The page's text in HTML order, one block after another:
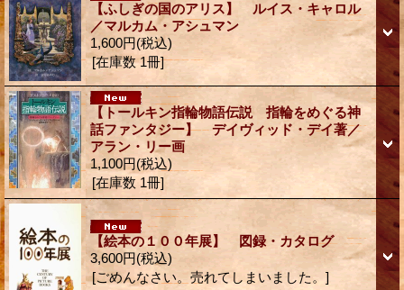
【ふしぎの国のアリス】 ルイス・キャロル
／マルカム・アシュマン
1,600円(税込)
[在庫数 1冊]
【トールキン指輪物語伝説 指輪をめぐる神
話ファンタジー】 デイヴィッド・デイ著／
アラン・リー画
1,100円(税込)
[在庫数 1冊]
【絵本の１００年展】 図録・カタログ
3,600円(税込)
[ごめんなさい。売れてしまいました。]